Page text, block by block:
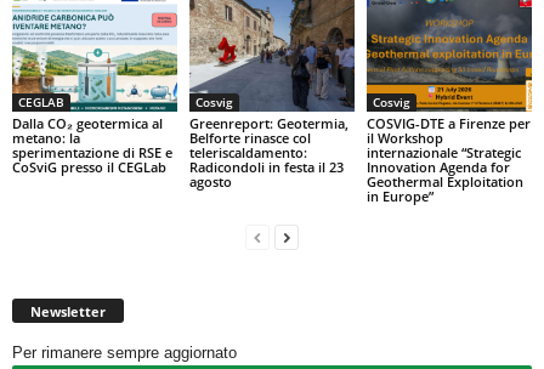
CEGLAB
Dalla CO₂ geotermica al
metano: la
sperimentazione di RSE e
CoSviG presso il CEGLab
Cosvig
Greenreport: Geotermia,
Belforte rinasce col
teleriscaldamento:
Radicondoli in festa il 23
agosto
Cosvig
COSVIG-DTE a Firenze per
il Workshop
internazionale “Strategic
Innovation Agenda for
Geothermal Exploitation
in Europe”
Newsletter
Per rimanere sempre aggiornato